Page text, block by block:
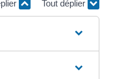
Tout déplier